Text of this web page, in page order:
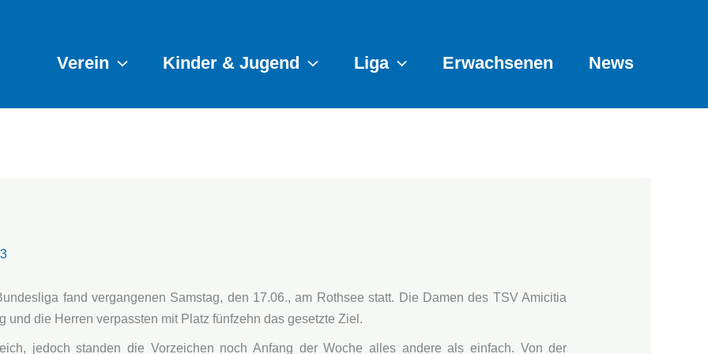
Verein Kinder & Jugend Liga Erwachsenen News
fand vergangenen Samstag, den 17.06., am Rothsee statt. Die Damen des TSV Amicitia
und die Herren verpassten mit Platz fünfzehn das gesetzte Ziel.
jedoch standen die Vorzeichen noch Anfang der Woche alles andere als einfach. Von der